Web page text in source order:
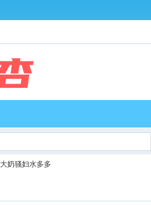
大奶骚妇水多多